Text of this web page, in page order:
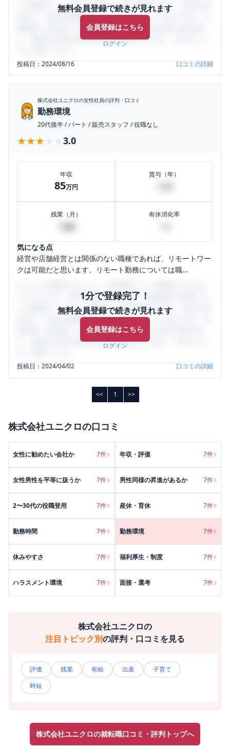
無料会員登録で続きが見れます
会員登録はこちら
ログイン
ミの投稿サイトです。給与面・女性の働きやすさ・会社の評
判など、女性の転職は気にすべき点がたくさんあります。先
輩社員（元社員）の口コミを通して、本当の会社の姿を知
り、将来の不安や現在の悩みを解消するために、ぜひサイト
投稿日：2024/08/16 口コミの詳細
株式会社ユニクロの女性社員の評判・口コミ
勤務環境
20代後半/パート /販売スタッフ /役職なし
★★★★★
★★★★★ 3.0
年収
85万円
賞与（年）
残業（月） 有休消化率
気になる点
経営や店舗経営とは関係のない職種であれば、リモートワー
クは可能だと思います。リモート勤務については職...
1分で登録完了！
無料会員登録で続きが見れます
会員登録はこちら
ログイン
うになります。SHEHUB(シーハブ)は、女性限定の企業口コ
ミの投稿サイトです。給与面・女性の働きやすさ・会社の評
判など、女性の転職は気にすべき点がたくさんあります。先
輩社員（元社員）の口コミを通して、本当の会社の姿を知
り、将来の不安や現在の悩みを解消するために、ぜひサイト
投稿日：2024/04/02 口コミの詳細
<< 1 >>
株式会社ユニクロの口コミ
女性に勧めたい会社か 7件 年収・評価 7件
女性男性を平等に扱うか 7件 男性同様の昇進があるか 7件
2〜30代の役職登用 7件 産休・育休 7件
勤務時間 7件 勤務環境 7件
休みやすさ 7件 福利厚生・制度 7件
ハラスメント環境 7件 面接・選考 7件
株式会社ユニクロの
注目トピック別の評判・口コミを見る
評価 残業 有給 出産
子育て
時短
株式会社ユニクロの就転職口コミ・評判トップへ